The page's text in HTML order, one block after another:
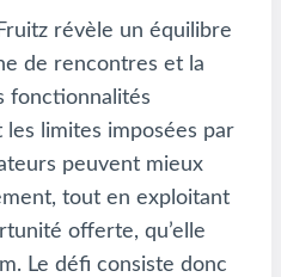
révèle un équilibre
de rencontres et la
fonctionnalités
les limites imposées par
peuvent mieux
tout en exploitant
offerte, qu’elle
Le défi consiste donc